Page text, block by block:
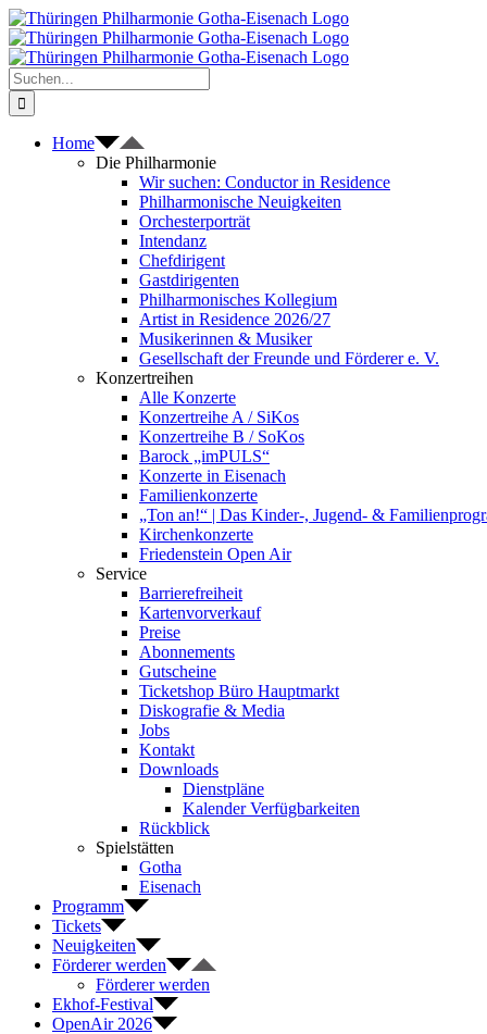
Zum
Inhalt
springen
Suche
nach:
Home
Die Philharmonie
Wir suchen: Conductor in Residence
Philharmonische Neuigkeiten
Orchesterporträt
Intendanz
Chefdirigent
Gastdirigenten
Philharmonisches Kollegium
Artist in Residence 2026/27
Musikerinnen & Musiker
Gesellschaft der Freunde und Förderer e. V.
Konzertreihen
Alle Konzerte
Konzertreihe A / SiKos
Konzertreihe B / SoKos
Barock „imPULS“
Konzerte in Eisenach
Familienkonzerte
„Ton an!“ | Das Kinder-, Jugend- &
Kirchenkonzerte
Friedenstein Open Air
Service
Barrierefreiheit
Kartenvorverkauf
Preise
Abonnements
Gutscheine
Ticketshop Büro Hauptmarkt
Diskografie & Media
Jobs
Kontakt
Downloads
Dienstpläne
Kalender Verfügbarkeiten
Rückblick
Spielstätten
Gotha
Eisenach
Programm
Tickets
Neuigkeiten
Förderer werden
Förderer werden
Ekhof-Festival
OpenAir 2026